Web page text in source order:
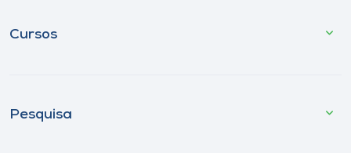
Cursos
Pesquisa